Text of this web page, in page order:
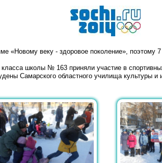
«Новому веку - здоровое поколение», поэтому
школы № 163 приняли участие в
Самарского областного училища культуры